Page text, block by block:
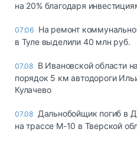
на 20% благодаря
07:06 На ремонт
в Туле выделили 40 млн руб.
07.08 В Ивановской области
порядок 5 км автодороги
Кулачево
07.08 Дальнобойщик погиб в
на трассе М-10 в Тверской